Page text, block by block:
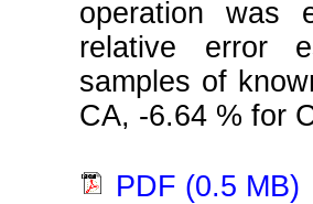
operation was
relative error
samples of
CA, -6.64 % for
PDF (0.5 MB)